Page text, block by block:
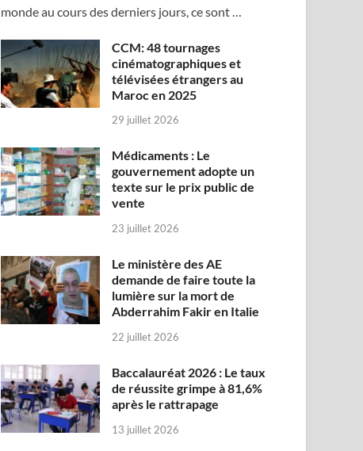
monde au cours des derniers jours, ce sont …
CCM: 48 tournages
cinématographiques et
télévisées étrangers au
Maroc en 2025
29 juillet 2026
Médicaments : Le
gouvernement adopte un
texte sur le prix public de
vente
23 juillet 2026
Le ministère des AE
demande de faire toute la
lumière sur la mort de
Abderrahim Fakir en Italie
22 juillet 2026
Baccalauréat 2026 : Le taux
de réussite grimpe à 81,6%
après le rattrapage
13 juillet 2026